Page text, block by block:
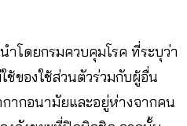
โดยกรมควบคุมโรค ที่ระบุว่า
ของใช้ส่วนตัวร่วมกับผู้อื่น
ากอนามัยและอยู่ห่างจากคน